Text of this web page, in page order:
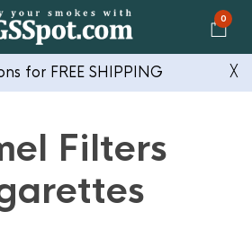
0
for FREE SHIPPING ╳
Filters